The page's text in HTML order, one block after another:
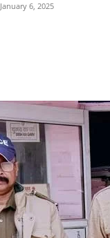
January 6, 2025